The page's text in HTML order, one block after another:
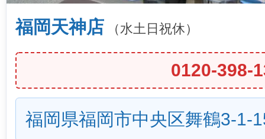
福岡天神店 （水土日祝休）
0120-398-
福岡県福岡市中央区舞鶴3-1-